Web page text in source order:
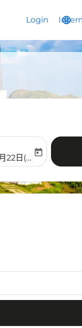
Login language
keyboard_arrow_down
return-date-aria-
22日(周六)
today